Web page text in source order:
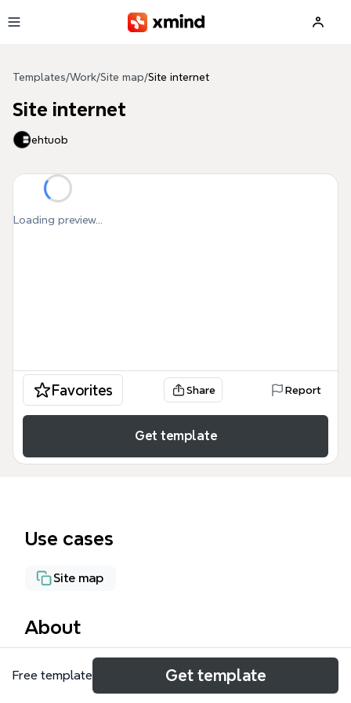
Templates/Work/Site map/Site internet
Site internet
ehtuob
Loading preview...
Favorites Share Report
Get template
Use cases
Site map
About
Ce modèle de mind map 'Site internet' couvre 59
nœuds répartis en 12 branches principales pour
Free template Get template